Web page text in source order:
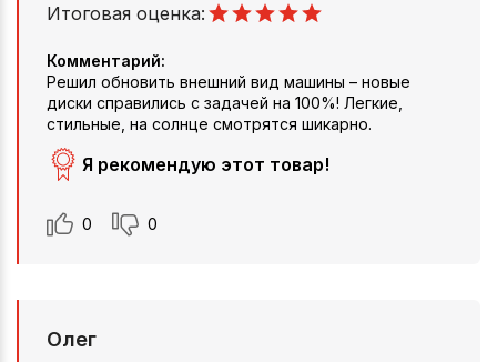
Итоговая оценка:
Комментарий:
Решил обновить внешний вид машины – новые
диски справились с задачей на 100%! Легкие,
стильные, на солнце смотрятся шикарно.
Я рекомендую этот товар!
0 0
Олег